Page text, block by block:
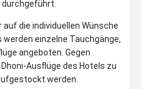
die individuellen Wünsche
einzelne Tauchgänge,
angeboten. Gegen
Ausflüge des Hotels zu
werden.